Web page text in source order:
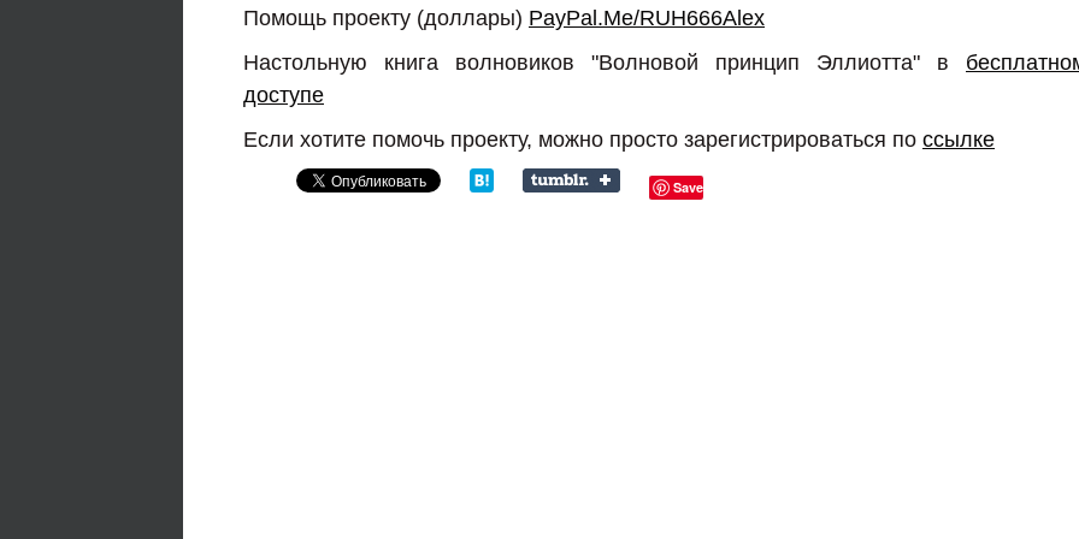
Помощь проекту (доллары) PayPal.Me/RUH666Alex
Настольную книга волновиков "Волновой принцип Эллиотта" в
доступе
Если хотите помочь проекту, можно просто зарегистрироваться по ссылке
Save